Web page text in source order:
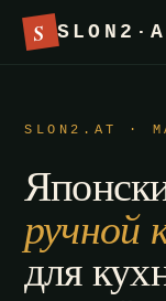
S
SLON2.AT ·
ручной
для